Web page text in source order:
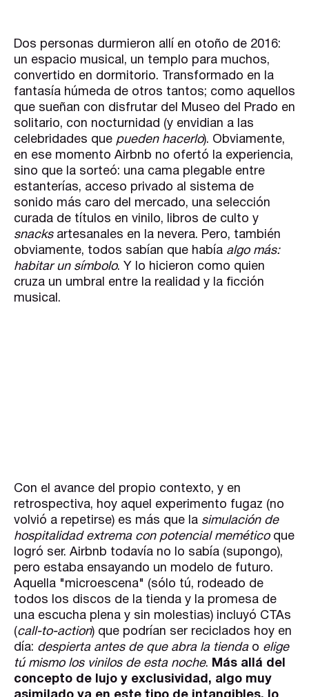
Dos personas durmieron allí en otoño de 2016:
un espacio musical, un templo para muchos,
convertido en dormitorio. Transformado en la
fantasía húmeda de otros tantos; como aquellos
que sueñan con disfrutar del Museo del Prado en
solitario, con nocturnidad (y envidian a las
celebridades que pueden hacerlo). Obviamente,
en ese momento Airbnb no ofertó la experiencia,
sino que la sorteó: una cama plegable entre
estanterías, acceso privado al sistema de
sonido más caro del mercado, una selección
curada de títulos en vinilo, libros de culto y
snacksartesanales en la nevera. Pero, también
obviamente, todos sabían que había algo más:
habitar un símbolo. Y lo hicieron como quien
cruza un umbral entre la realidad y la ficción
musical.
Con el avance del propio contexto, y en
retrospectiva, hoy aquel experimento fugaz (no
volvió a repetirse) es más que la simulación de
hospitalidad extrema con potencial meméticoque
logró ser. Airbnb todavía no lo sabía (supongo),
pero estaba ensayando un modelo de futuro.
Aquella "microescena" (sólo tú, rodeado de
todos los discos de la tienda y la promesa de
una escucha plena y sin molestias) incluyó CTAs
(call-to-action) que podrían ser reciclados hoy en
día: despierta antes de que abra la tiendao elige
tú mismo los vinilos de esta noche. Más allá del
concepto de lujo y exclusividad, algo muy